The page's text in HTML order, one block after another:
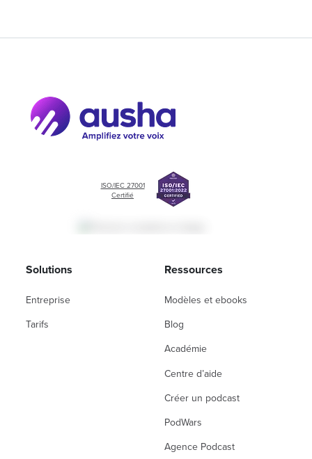
ISO/IEC 27001
Certifié
Solutions
Entreprise
Tarifs
Ressources
Modèles et ebooks
Blog
Académie
Centre d’aide
Créer un podcast
PodWars
Agence Podcast